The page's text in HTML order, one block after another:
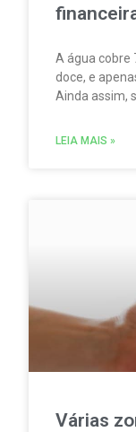
A água cobre
doce, e
Ainda assim,
67% da água
LEIA MAIS »
Várias